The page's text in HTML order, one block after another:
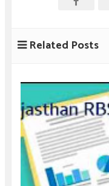
Related Posts